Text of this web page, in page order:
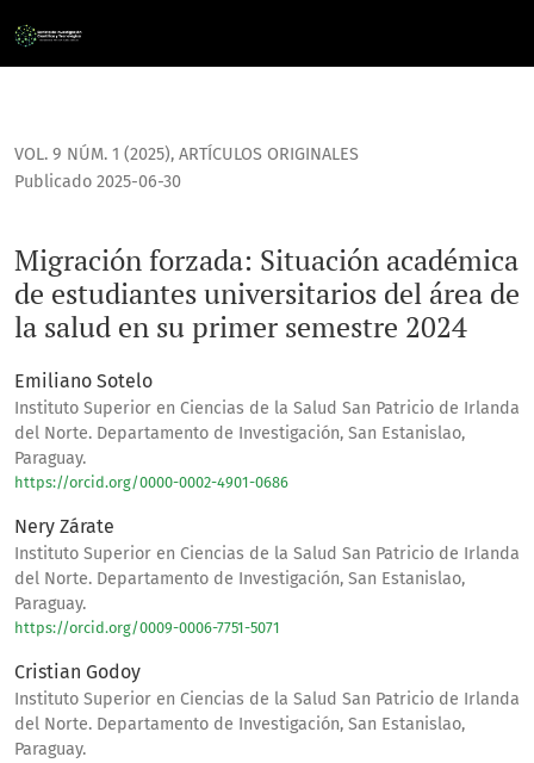
VOL. 9 NÚM. 1 (2025), ARTÍCULOS ORIGINALES
Migración forzada: Situación académica
de estudiantes universitarios del área de
la salud en su primer semestre 2024
Publicado 2025-06-30
Emiliano Sotelo
Instituto Superior en Ciencias de la Salud San Patricio de Irlanda
del Norte. Departamento de Investigación, San Estanislao,
Paraguay.
https://orcid.org/0000-0002-4901-0686
Nery Zárate
Instituto Superior en Ciencias de la Salud San Patricio de Irlanda
del Norte. Departamento de Investigación, San Estanislao,
Paraguay.
https://orcid.org/0009-0006-7751-5071
Cristian Godoy
Instituto Superior en Ciencias de la Salud San Patricio de Irlanda
del Norte. Departamento de Investigación, San Estanislao,
Paraguay.